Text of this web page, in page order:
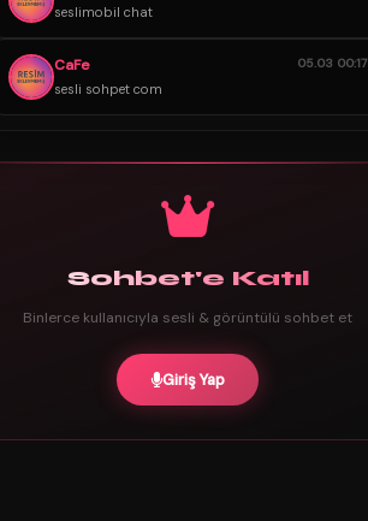
seslimobil chat
CaFe
sesli sohpet com
05.03 00:17
Sohbet'e Katıl
Binlerce kullanıcıyla sesli & görüntülü sohbet et
Giriş Yap